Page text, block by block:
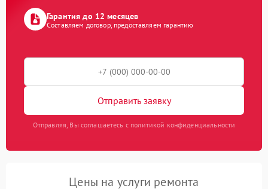
Гарантия до 12 месяцев
Составляем договор, предоставляем гарантию
Отправить заявку
Отправляя, Вы соглашаетесь с политикой конфиденциальности
Цены на услуги ремонта